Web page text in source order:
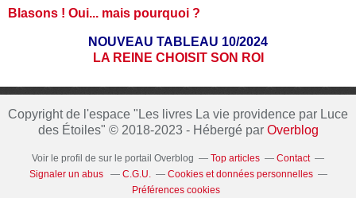
Blasons ! Oui... mais pourquoi ?
NOUVEAU TABLEAU 10/2024
LA REINE CHOISIT SON ROI
Copyright de l'espace "Les livres La vie providence par Luce
des Étoiles" © 2018-2023 - Hébergé par Overblog
Voir le profil de sur le portail Overblog Top articles
Contact
Signaler un abus
C.G.U.
Cookies et données personnelles
Préférences cookies